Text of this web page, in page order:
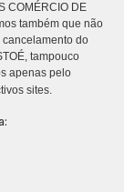
COMÉRCIO DE
também que não
do
tampouco
apenas pelo
sites.